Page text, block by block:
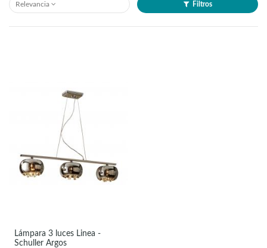
Relevancia Filtros
Lámpara 3 luces Linea -
Schuller Argos